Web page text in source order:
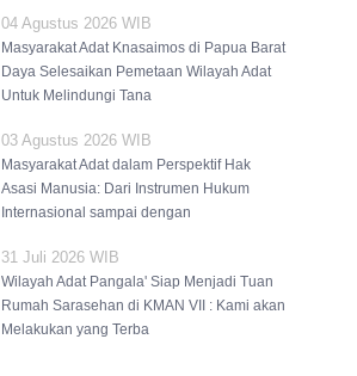
04 Agustus 2026 WIB
Masyarakat Adat Knasaimos di Papua Barat
Daya Selesaikan Pemetaan Wilayah Adat
Untuk Melindungi Tana
03 Agustus 2026 WIB
Masyarakat Adat dalam Perspektif Hak
Asasi Manusia: Dari Instrumen Hukum
Internasional sampai dengan
31 Juli 2026 WIB
Wilayah Adat Pangala' Siap Menjadi Tuan
Rumah Sarasehan di KMAN VII : Kami akan
Melakukan yang Terba